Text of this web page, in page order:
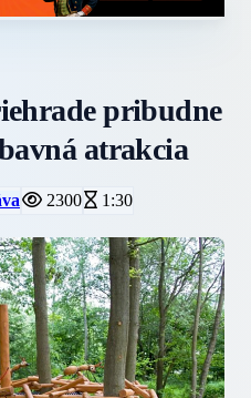
pribudne
atrakcia
2300 1:30